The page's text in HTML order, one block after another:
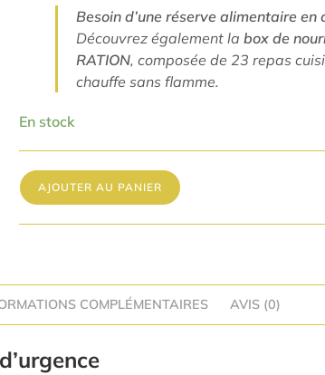
Besoin d’une réserve alimentaire en
Découvrez également la box de
RATION, composée de 23 repas
chauffe sans flamme.
En stock
AJOUTER AU PANIER
COMPLÉMENTAIRES AVIS (0)